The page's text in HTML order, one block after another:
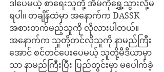
ဒါပေမယ့် စာရေးသူတို့ အိမ်ကိုရွှေ့သွားလို့မ
ရပါ။ တချိန်ထဲမှာ အနောက်က DASSK
အစားတက်မည့်သူကို လိုလားပါတယ်။
အနောက်က သူတို့တင်လိုသူကို နာမည်ကြီး
အောင် စင်တင်ပေးပေမယ့် သူတို့မီဒီယာမှာ
သာ နာမည်ကြီးပြီး ပြည်တွင်းမှာ မပေါက်ခဲ့